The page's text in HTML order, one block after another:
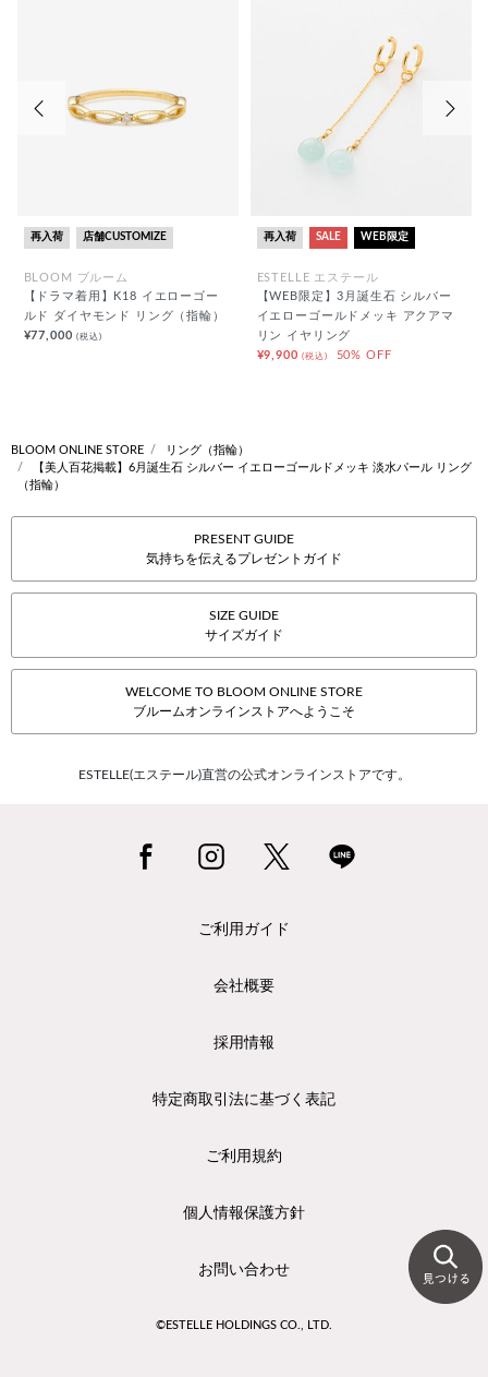
再入荷 店舗CUSTOMIZE
BLOOM ブルーム
【ドラマ着用】K18 イエローゴー
ルド ダイヤモンド リング（指輪）
¥77,000(税込)
再入荷 SALE WEB限定
ESTELLE エステール
【WEB限定】3月誕生石 シルバー
イエローゴールドメッキ アクアマ
リン イヤリング
¥9,900(税込) 50% OFF
前の画像
BLOOM ONLINE STORE
リング（指輪）
【美人百花掲載】6月誕生石 シルバー イエローゴールドメッキ 淡水パール リング
（指輪）
PRESENT GUIDE
気持ちを伝えるプレゼントガイド
SIZE GUIDE
サイズガイド
WELCOME TO BLOOM ONLINE STORE
ブルームオンラインストアへようこそ
ESTELLE(エステール)直営の公式オンラインストアです。
ご利用ガイド
会社概要
採用情報
特定商取引法に基づく表記
ご利用規約
個人情報保護方針
お問い合わせ
©ESTELLE HOLDINGS CO., LTD.